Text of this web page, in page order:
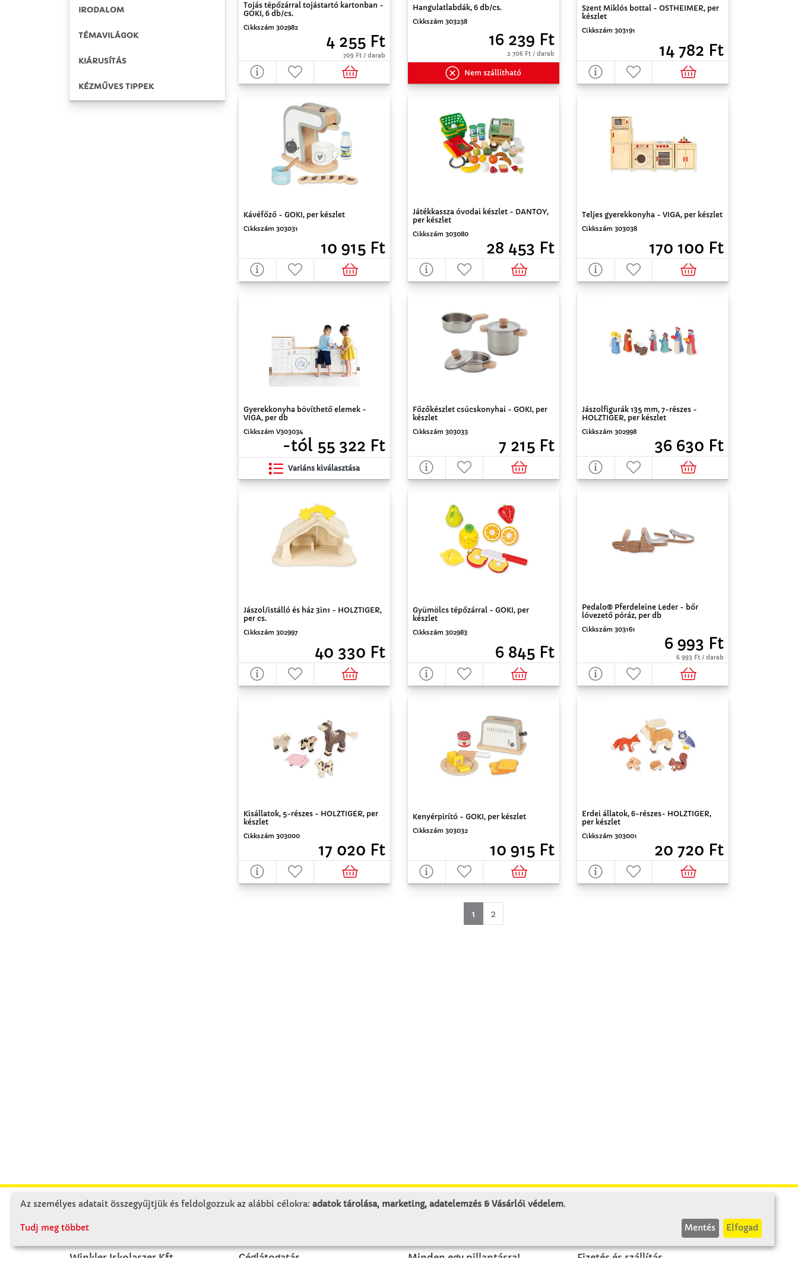
IRODALOM
TÉMAVILÁGOK
KIÁRUSÍTÁS
KÉZMŰVES TIPPEK
Tojás tépőzárral tojástartó kartonban -
GOKI, 6 db/cs.
Cikkszám 302982
4 255 Ft
709 Ft / darab
Hangulatlabdák, 6 db/cs.
Cikkszám 303238
16 239 Ft
2 706 Ft / darab
Nem szállítható
Szent Miklós bottal - OSTHEIMER, per
készlet
Cikkszám 303191
14 782 Ft
Kávéfőző - GOKI, per készlet
Cikkszám 303031
10 915 Ft
Játékkassza óvodai készlet - DANTOY,
per készlet
Cikkszám 303080
28 453 Ft
Teljes gyerekkonyha - VIGA, per készlet
Cikkszám 303038
170 100 Ft
Gyerekkonyha bövíthető elemek -
VIGA, per db
Cikkszám V303034
-tól 55 322 Ft
Variáns kiválasztása
Főzőkészlet csúcskonyhai - GOKI, per
készlet
Cikkszám 303033
7 215 Ft
Jászolfigurák 135 mm, 7-részes -
HOLZTIGER, per készlet
Cikkszám 302998
36 630 Ft
Jászol/istálló és ház 3in1 - HOLZTIGER,
per cs.
Cikkszám 302997
40 330 Ft
Gyümölcs tépőzárral - GOKI, per
készlet
Cikkszám 302983
6 845 Ft
Pedalo® Pferdeleine Leder - bőr
lóvezető póráz, per db
Cikkszám 303161
6 993 Ft
6 993 Ft / darab
Kisállatok, 5-részes - HOLZTIGER, per
készlet
Cikkszám 303000
17 020 Ft
Kenyérpirító - GOKI, per készlet
Cikkszám 303032
10 915 Ft
Erdei állatok, 6-részes- HOLZTIGER,
per készlet
Cikkszám 303001
20 720 Ft
1 (aktuell)
2
KAPCSOLAT
Winkler Iskolaszer Kft.
Céglátogatás Minden egy pillantásra! Fizetés és szállítás
Az személyes adatait összegyűjtjük és feldolgozzuk az alábbi célokra: adatok tárolása, marketing, adatelemzés & Vásárlói védelem.
Tudj meg többet Mentés Elfogad